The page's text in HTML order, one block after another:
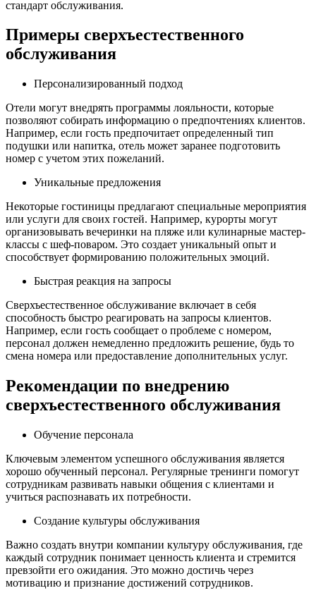
стандарт обслуживания.
Примеры сверхъестественного
обслуживания
Персонализированный подход
Отели могут внедрять программы лояльности, которые
позволяют собирать информацию о предпочтениях клиентов.
Например, если гость предпочитает определенный тип
подушки или напитка, отель может заранее подготовить
номер с учетом этих пожеланий.
Уникальные предложения
Некоторые гостиницы предлагают специальные мероприятия
или услуги для своих гостей. Например, курорты могут
организовывать вечеринки на пляже или кулинарные мастер-
классы с шеф-поваром. Это создает уникальный опыт и
способствует формированию положительных эмоций.
Быстрая реакция на запросы
Сверхъестественное обслуживание включает в себя
способность быстро реагировать на запросы клиентов.
Например, если гость сообщает о проблеме с номером,
персонал должен немедленно предложить решение, будь то
смена номера или предоставление дополнительных услуг.
Рекомендации по внедрению
сверхъестественного обслуживания
Обучение персонала
Ключевым элементом успешного обслуживания является
хорошо обученный персонал. Регулярные тренинги помогут
сотрудникам развивать навыки общения с клиентами и
учиться распознавать их потребности.
Создание культуры обслуживания
Важно создать внутри компании культуру обслуживания, где
каждый сотрудник понимает ценность клиента и стремится
превзойти его ожидания. Это можно достичь через
мотивацию и признание достижений сотрудников.